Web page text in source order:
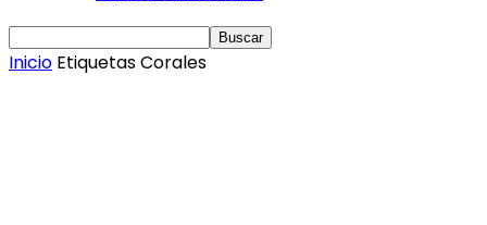
Inicio EtiquetasCorales